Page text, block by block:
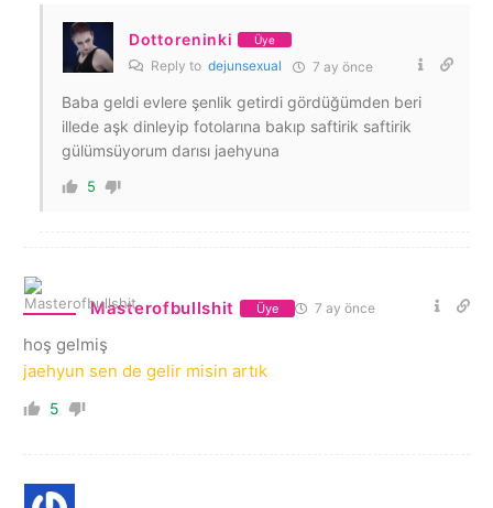
Dottoreninki Üye
Reply to dejunsexual 7 ay önce
Baba geldi evlere şenlik getirdi gördüğümden beri
illede aşk dinleyip fotolarına bakıp saftirik saftirik
gülümsüyorum darısı jaehyuna
5
Masterofbullshit Üye 7 ay önce
hoş gelmiş
jaehyun sen de gelir misin artık
5